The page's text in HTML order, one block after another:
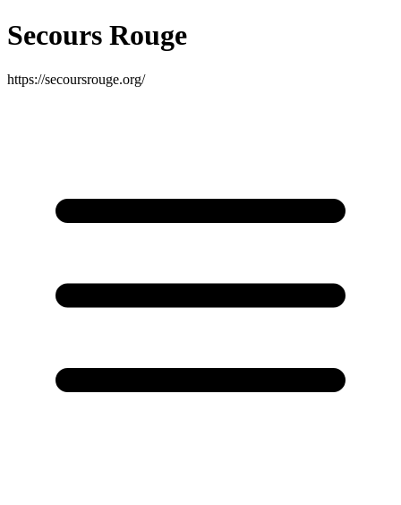
Secours Rouge
https://secoursrouge.org/